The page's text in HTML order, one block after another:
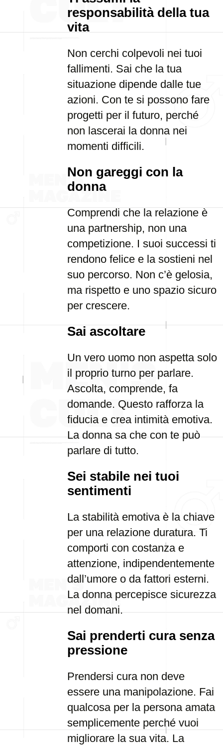
responsabilità della tua
vita
Non cerchi colpevoli nei tuoi
fallimenti. Sai che la tua
situazione dipende dalle tue
azioni. Con te si possono fare
progetti per il futuro, perché
non lascerai la donna nei
momenti difficili.
Non gareggi con la
donna
Comprendi che la relazione è
una partnership, non una
competizione. I suoi successi ti
rendono felice e la sostieni nel
suo percorso. Non c’è gelosia,
ma rispetto e uno spazio sicuro
per crescere.
Sai ascoltare
Un vero uomo non aspetta solo
il proprio turno per parlare.
Ascolta, comprende, fa
domande. Questo rafforza la
fiducia e crea intimità emotiva.
La donna sa che con te può
parlare di tutto.
Sei stabile nei tuoi
sentimenti
La stabilità emotiva è la chiave
per una relazione duratura. Ti
comporti con costanza e
attenzione, indipendentemente
dall’umore o da fattori esterni.
La donna percepisce sicurezza
nel domani.
Sai prenderti cura senza
pressione
Prendersi cura non deve
essere una manipolazione. Fai
qualcosa per la persona amata
semplicemente perché vuoi
migliorare la sua vita. La